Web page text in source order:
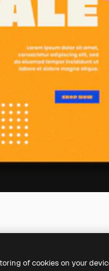
of cookies on your